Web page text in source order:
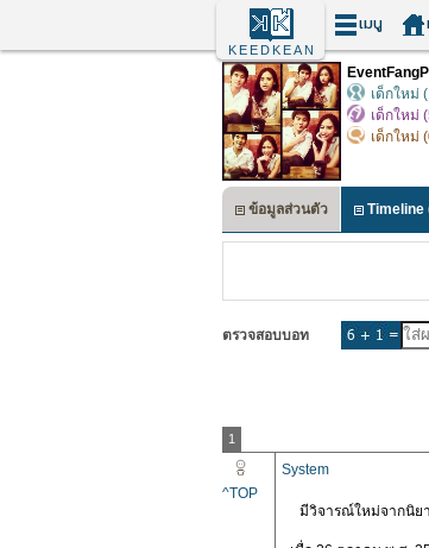
KEEDKEAN
เมนู
เด็กใหม่
เด็กใหม่
เด็กใหม่
ข้อมูลส่วนตัว Timeline
ตรวจสอบบอท
1
^TOP
System
มีวิจารณ์ใหม่จากนิยา